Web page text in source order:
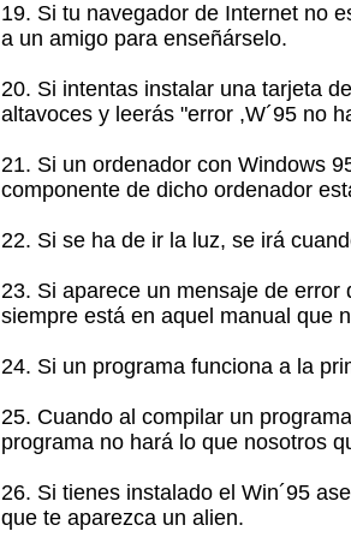
19. Si tu navegador de Internet no
a un amigo para enseñárselo.
20. Si intentas instalar una tarjeta
altavoces y leerás "error ,W´95 no
21. Si un ordenador con Windows
componente de dicho ordenador
22. Si se ha de ir la luz, se irá
23. Si aparece un mensaje de
siempre está en aquel manual que
24. Si un programa funciona a la
25. Cuando al compilar un
programa no hará lo que nosotros
26. Si tienes instalado el Win´95
que te aparezca un alien.